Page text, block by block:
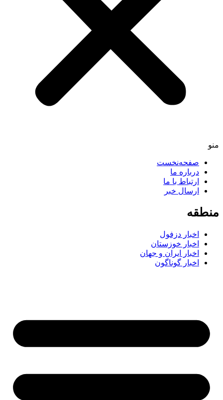
منو
صفحه‌نخست
درباره ما
ارتباط با ما
ارسال خبر
منطقه
اخبار دزفول
اخبار خوزستان
اخبار ایران و جهان
اخبار گوناگون